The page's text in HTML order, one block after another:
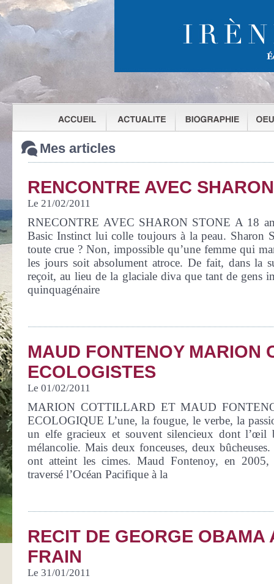
Mes articles
RENCONTRE AVEC
Le 21/02/2011
RNECONTRE AVEC SHARON STONE A 18
Basic Instinct lui colle toujours à la peau. Sharon
toute crue ? Non, impossible qu’une femme qui
les jours soit absolument atroce. De fait, dans la
reçoit, au lieu de la glaciale diva que tant de gens
quinquagénaire
MAUD FONTENOY MARION
ECOLOGISTES
Le 01/02/2011
MARION COTTILLARD ET MAUD
ECOLOGIQUE L’une, la fougue, le verbe, la
un elfe gracieux et souvent silencieux dont l’œil
mélancolie. Mais deux fonceuses, deux
ont atteint les cimes. Maud Fontenoy, en 2005,
traversé l’Océan Pacifique à la
RECIT DE GEORGE OBAMA
FRAIN
Le 31/01/2011